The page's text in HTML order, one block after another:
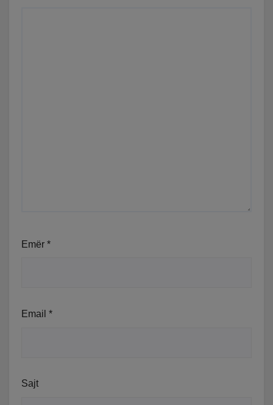
Emër *
Email *
Sajt